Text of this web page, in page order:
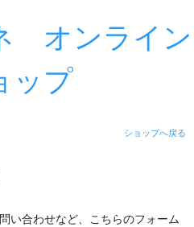
オンライン
ップ
ショップへ戻る
い合わせなど、こちらのフォーム